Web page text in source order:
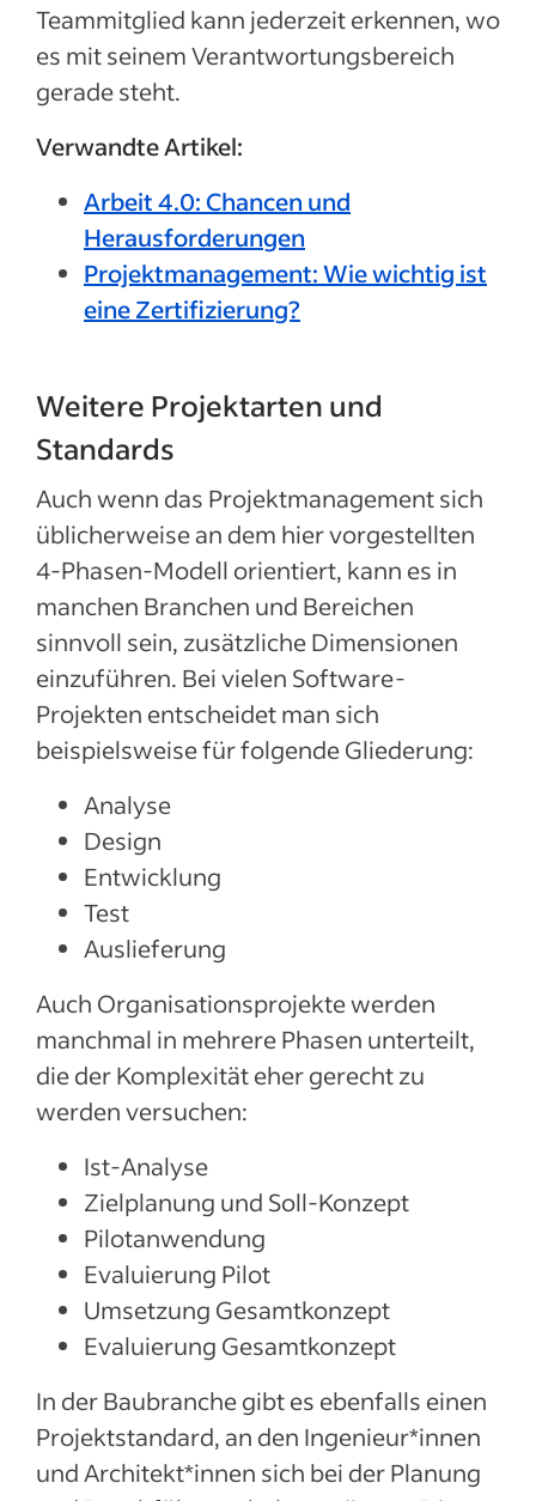
Teammitglied kann jederzeit erkennen, wo
es mit seinem Verantwortungsbereich
gerade steht.
Verwandte Artikel:
Arbeit 4.0: Chancen und
Herausforderungen
Projektmanagement: Wie wichtig ist
eine Zertifizierung?
Weitere Projektarten und
Standards
Auch wenn das Projektmanagement sich
üblicherweise an dem hier vorgestellten
4-Phasen-Modell orientiert, kann es in
manchen Branchen und Bereichen
sinnvoll sein, zusätzliche Dimensionen
einzuführen. Bei vielen Software-
Projekten entscheidet man sich
beispielsweise für folgende Gliederung:
Analyse
Design
Entwicklung
Test
Auslieferung
Auch Organisationsprojekte werden
manchmal in mehrere Phasen unterteilt,
die der Komplexität eher gerecht zu
werden versuchen:
Ist-Analyse
Zielplanung und Soll-Konzept
Pilotanwendung
Evaluierung Pilot
Umsetzung Gesamtkonzept
Evaluierung Gesamtkonzept
In der Baubranche gibt es ebenfalls einen
Projektstandard, an den Ingenieur*innen
und Architekt*innen sich bei der Planung